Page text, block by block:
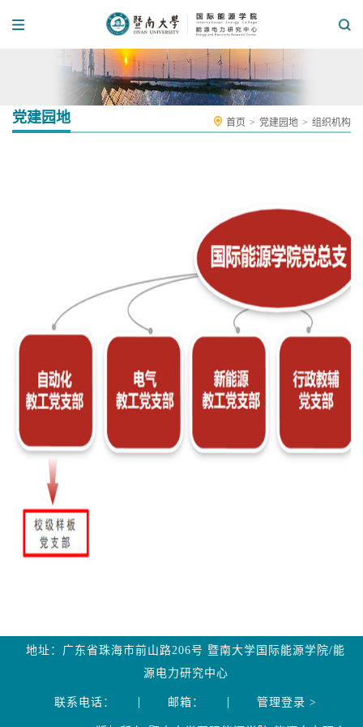
党建园地 首页 > 党建园地 > 组织机构
地址：广东省珠海市前山路206号 暨南大学国际能源学院/能
源电力研究中心
联系电话： 邮箱： 管理登录 >